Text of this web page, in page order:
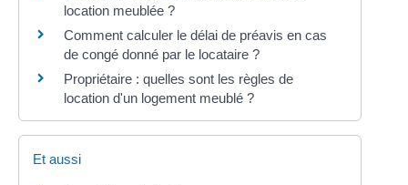
location meublée ?
Comment calculer le délai de préavis en cas
de congé donné par le locataire ?
Propriétaire : quelles sont les règles de
location d'un logement meublé ?
Et aussi